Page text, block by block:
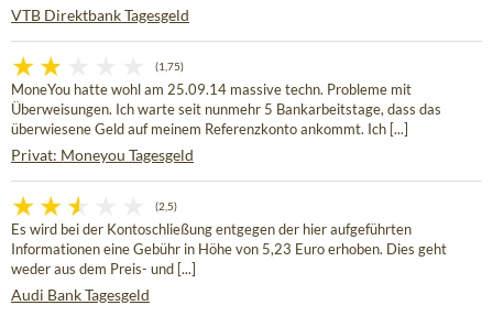
VTB Direktbank Tagesgeld
(1,75)
MoneYou hatte wohl am 25.09.14 massive techn. Probleme mit
Überweisungen. Ich warte seit nunmehr 5 Bankarbeitstage, dass das
überwiesene Geld auf meinem Referenzkonto ankommt. Ich [...]
Privat: Moneyou Tagesgeld
(2,5)
Es wird bei der Kontoschließung entgegen der hier aufgeführten
Informationen eine Gebühr in Höhe von 5,23 Euro erhoben. Dies geht
weder aus dem Preis- und [...]
Audi Bank Tagesgeld